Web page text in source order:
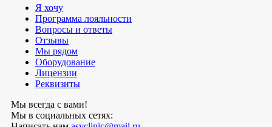
Я хочу
Программа лояльности
Вопросы и ответы
Отзывы
Мы рядом
Оборудование
Лицензии
Реквизиты
Мы всегда с вами!
Мы в социальных сетях: